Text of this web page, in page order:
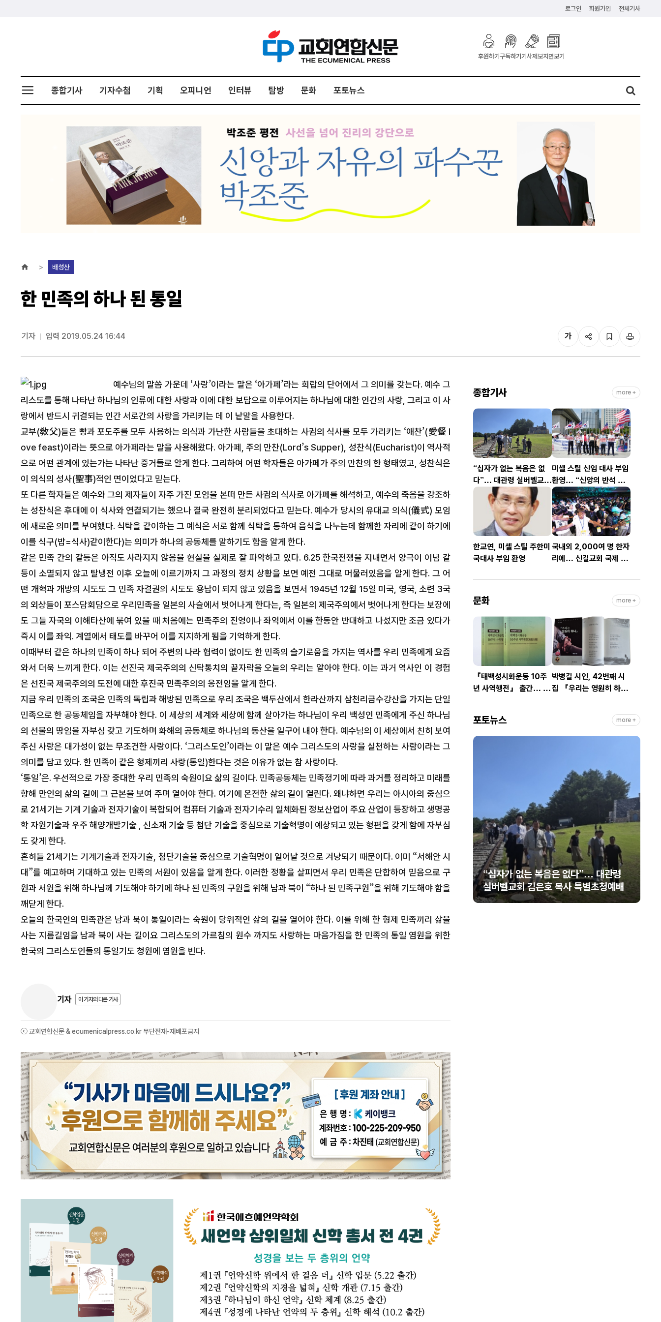
로그인 회원가입 전체기사
후원하기 구독하기기사제보지면보기
종합기사 기자수첩 기획 오피니언 인터뷰 탐방 문화 포토뉴스
배성산
한 민족의 하나 된 통일
기자 입력 2019.05.24 16:44 가
예수님의 말씀 가운데 ‘사랑’이라는 말은 ‘아가페’라는 희랍의 단어에서 그 의미를 갖는다. 예수 그
리스도를 통해 나타난 하나님의 인류에 대한 사랑과 이에 대한 보답으로 이루어지는 하나님에 대한 인간의 사랑, 그리고 이 사
랑에서 반드시 귀결되는 인간 서로간의 사랑을 가리키는 데 이 낱말을 사용한다.
교부(敎父)들은 빵과 포도주를 모두 사용하는 의식과 가난한 사람들을 초대하는 사귐의 식사를 모두 가리키는 ‘애찬’(愛餐 l
ove feast)이라는 뜻으로 아가페라는 말을 사용해왔다. 아가페, 주의 만찬(Lord’s Supper), 성찬식(Eucharist)이 역사적
으로 어떤 관계에 있는가는 나타난 증거들로 알게 한다. 그리하여 어떤 학자들은 아가페가 주의 만찬의 한 형태였고, 성찬식은
이 의식의 성사(聖事)적인 면이었다고 믿는다.
또 다른 학자들은 예수와 그의 제자들이 자주 가진 모임을 본떠 만든 사귐의 식사로 아가페를 해석하고, 예수의 죽음을 강조하
는 성찬식은 후대에 이 식사와 연결되기는 했으나 결국 완전히 분리되었다고 믿는다. 예수가 당시의 유대교 의식(儀式) 모임
에 새로운 의미를 부여했다. 식탁을 같이하는 그 예식은 서로 함께 식탁을 통하여 음식을 나누는데 함께한 자리에 같이 하기에
이를 식구(밥=식사)같이한다)는 의미가 하나의 공동체를 말하기도 함을 알게 한다.
같은 민족 간의 갈등은 아직도 사라지지 않음을 현실을 실제로 잘 파악하고 있다. 6.25 한국전쟁을 지내면서 양극이 이념 갈
등이 소멸되지 않고 탈냉전 이후 오늘에 이르기까지 그 과정의 정치 상황을 보면 예전 그대로 머물러있음을 알게 한다. 그 어
떤 개혁과 개방의 시도도 그 민족 자결권의 시도도 용납이 되지 않고 있음을 보면서 1945년 12월 15일 미국, 영국, 소련 3국
의 외상들이 포스담회담으로 우리민족을 일본의 사슬에서 벗어나게 한다는, 즉 일본의 제국주의에서 벗어나게 한다는 보장에
도 그들 자국의 이해타산에 묶여 있을 때 처음에는 민족주의 진영이나 좌익에서 이를 한동안 반대하고 나섰지만 조금 있다가
즉시 이를 좌익. 계열에서 태도를 바꾸어 이를 지지하게 됨을 기억하게 한다.
이때부터 같은 하나의 민족이 하나 되어 주변의 나라 협력이 없이도 한 민족의 슬기로움을 가지는 역사를 우리 민족에게 요즘
와서 더욱 느끼게 한다. 이는 선진국 제국주의의 신탁통치의 끝자락을 오늘의 우리는 알아야 한다. 이는 과거 역사인 이 경험
은 선진국 제국주의의 도전에 대한 후진국 민족주의의 응전임을 알게 한다.
지금 우리 민족의 조국은 민족의 독립과 해방된 민족으로 우리 조국은 백두산에서 한라산까지 삼천리금수강산을 가지는 단일
민족으로 한 공동체임을 자부해야 한다. 이 세상의 세계와 세상에 함께 살아가는 하나님이 우리 백성인 민족에게 주신 하나님
의 선물의 땅임을 자부심 갖고 기도하며 화해의 공동체로 하나님의 동산을 일구어 내야 한다. 예수님의 이 세상에서 친히 보여
주신 사랑은 대가성이 없는 무조건한 사랑이다. ‘그리스도인’이라는 이 말은 예수 그리스도의 사랑을 실천하는 사람이라는 그
의미를 담고 있다. 한 민족이 같은 형제끼리 사랑(통일)한다는 것은 이유가 없는 참 사랑이다.
‘통일’은. 우선적으로 가장 중대한 우리 민족의 숙원이요 삶의 길이다. 민족공동체는 민족정기에 따라 과거를 정리하고 미래를
향해 만인의 삶의 길에 그 근본을 보여 주며 열어야 한다. 여기에 온전한 삶의 길이 열린다. 왜냐하면 우리는 아시아의 중심으
로 21세기는 기계 기술과 전자기술이 복합되어 컴퓨터 기술과 전자기수리 일체화된 정보산업이 주요 산업이 등장하고 생명공
학 자원기술과 우주 해양개발기술 , 신소재 기술 등 첨단 기술을 중심으로 기술혁명이 예상되고 있는 형편을 갖게 함에 자부심
도 갖게 한다.
흔히들 21세기는 기계기술과 전자기술, 첨단기술을 중심으로 기술혁명이 일어날 것으로 겨냥되기 때문이다. 이미 “서해안 시
대”를 예고하며 기대하고 있는 민족의 서원이 있음을 알게 한다. 이러한 정황을 살피면서 우리 민족은 단합하여 믿음으로 구
원과 서원을 위해 하나님께 기도해야 하기에 하나 된 민족의 구원을 위해 남과 북이 “하나 된 민족구원”을 위해 기도해야 함을
깨닫게 한다.
오늘의 한국인의 민족관은 남과 북이 통일이라는 숙원이 당위적인 삶의 길을 열어야 한다. 이를 위해 한 형제 민족끼리 삶을
사는 지름길임을 남과 북이 사는 길이요 그리스도의 가르침의 원수 까지도 사랑하는 마음가짐을 한 민족의 통일 염원을 위한
한국의 그리스도인들의 통일기도 청원에 염원을 빈다.
기자 이 기자의 다른 기사
ⓒ 교회연합신문 & ecumenicalpress.co.kr 무단전재-재배포금지
종합기사 more +
“십자가 없는 복음은 없
다”… 대관령 실버벨교회
김은호 목사 특별초청예
미셸 스틸 신임 대사 부임
환영… “신앙의 반석 위
에 한미동맹 새 도약 기
대”
한교연, 미셸 스틸 주한미
국대사 부임 환영
국내외 2,000여 명 한자
리에… 신길교회 국제 청
성료
문화 more +
『태백성시화운동 10주
년 사역행전』 출간… 교
박병길 시인, 42번째 시
집 『우리는 영원히 하
포토뉴스 more +
국내외 2,000여 명 한자리에… 신길교
회 국제 청소년·청년 성령콘퍼런스 성료
“십자가 없는 복음은 없다”… 대관령
실버벨교회 김은호 목사 특별초청예배